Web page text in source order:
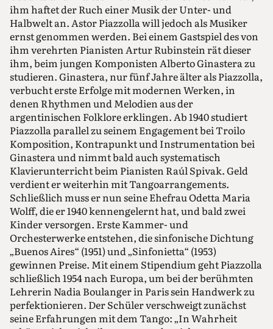
ihm haftet der Ruch einer Musik der Unter- und
Halbwelt an. Astor Piazzolla will jedoch als Musiker
ernst genommen werden. Bei einem Gastspiel des von
ihm verehrten Pianisten Artur Rubinstein rät dieser
ihm, beim jungen Komponisten Alberto Ginastera zu
studieren. Ginastera, nur fünf Jahre älter als Piazzolla,
verbucht erste Erfolge mit modernen Werken, in
denen Rhythmen und Melodien aus der
argentinischen Folklore erklingen. Ab 1940 studiert
Piazzolla parallel zu seinem Engagement bei Troilo
Komposition, Kontrapunkt und Instrumentation bei
Ginastera und nimmt bald auch systematisch
Klavierunterricht beim Pianisten Raúl Spivak. Geld
verdient er weiterhin mit Tangoarrangements.
Schließlich muss er nun seine Ehefrau Odetta Maria
Wolff, die er 1940 kennengelernt hat, und bald zwei
Kinder versorgen. Erste Kammer- und
Orchesterwerke entstehen, die sinfonische Dichtung
„Buenos Aires“ (1951) und „Sinfonietta“ (1953)
gewinnen Preise. Mit einem Stipendium geht Piazzolla
schließlich 1954 nach Europa, um bei der berühmten
Lehrerin Nadia Boulanger in Paris sein Handwerk zu
perfektionieren. Der Schüler verschweigt zunächst
seine Erfahrungen mit dem Tango: „In Wahrheit